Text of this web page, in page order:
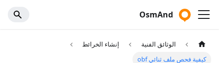
OsmAnd
الوثائق الفنية
إنشاء الخرائط
كيفية فحص ملف ثنائي obf